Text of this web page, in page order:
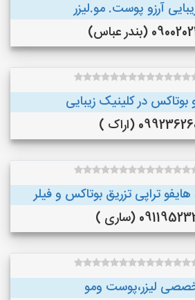
آرزو پوست. مو.لیزر
(بندر عباس)
بوتاکس در کلینیک زیبایی
(اراک )
تراپی تزریق بوتاکس و فیلر
(ساری )
لیزر،پوست و‌مو